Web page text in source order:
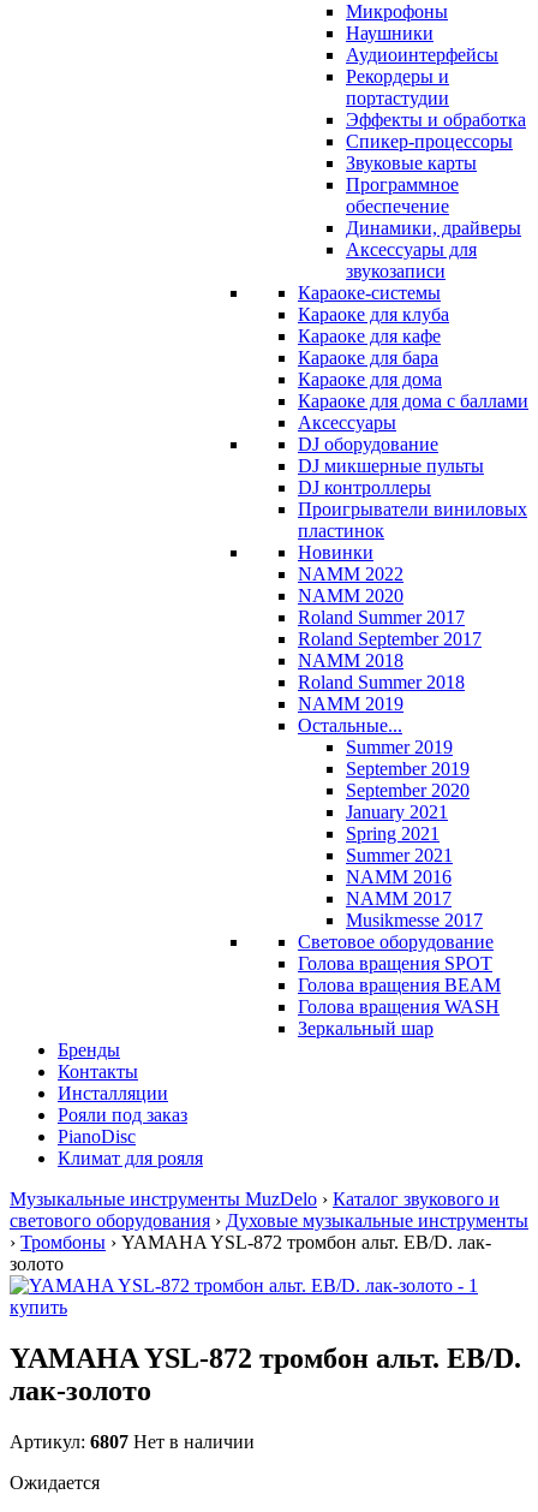
Микрофоны
Наушники
Аудиоинтерфейсы
Рекордеры и
портастудии
Эффекты и обработка
Спикер-процессоры
Звуковые карты
Программное
обеспечение
Динамики, драйверы
Аксессуары для
звукозаписи
Караоке-системы
Караоке для клуба
Караоке для кафе
Караоке для бара
Караоке для дома
Караоке для дома с баллами
Аксессуары
DJ оборудование
DJ микшерные пульты
DJ контроллеры
Проигрыватели виниловых
пластинок
Новинки
NAMM 2022
NAMM 2020
Roland Summer 2017
Roland September 2017
NAMM 2018
Roland Summer 2018
NAMM 2019
Остальные...
Summer 2019
September 2019
September 2020
January 2021
Spring 2021
Summer 2021
NAMM 2016
NAMM 2017
Musikmesse 2017
Световое оборудование
Голова вращения SPOT
Голова вращения BEAM
Голова вращения WASH
Зеркальный шар
Бренды
Контакты
Инсталляции
Рояли под заказ
PianoDisc
Климат для рояля
Музыкальные инструменты MuzDelo › Каталог звукового и
светового оборудования › Духовые музыкальные инструменты
› Тромбоны › YAMAHA YSL-872 тромбон альт. EB/D. лак-
золото
YAMAHA YSL-872 тромбон альт. EB/D.
лак-золото
Артикул: 6807 Нет в наличии
Ожидается